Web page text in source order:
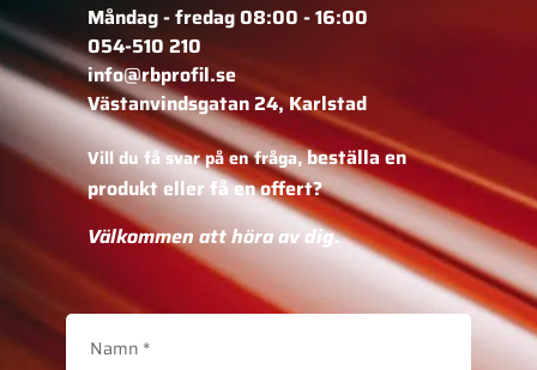
Måndag - fredag 08:00 - 16:00
054-510 210
info@rbprofil.se
Västanvindsgatan 24, Karlstad
Vill du få svar på en fråga,beställa en
produkt eller få en offert?
Välkommen att höra av dig.